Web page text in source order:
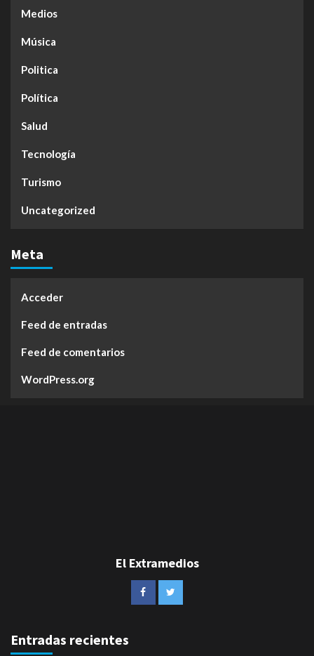
Medios
Música
Politica
Política
Salud
Tecnología
Turismo
Uncategorized
Meta
Acceder
Feed de entradas
Feed de comentarios
WordPress.org
El Extramedios
Entradas recientes